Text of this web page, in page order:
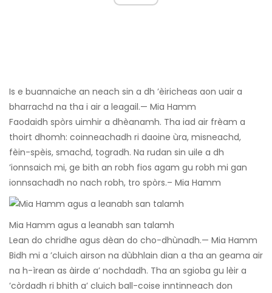
Is e buannaiche an neach sin a dh ’èiricheas aon uair a
bharrachd na tha i air a leagail.— Mia Hamm
Faodaidh spòrs uimhir a dhèanamh. Tha iad air frèam a
thoirt dhomh: coinneachadh ri daoine ùra, misneachd,
fèin-spèis, smachd, togradh. Na rudan sin uile a dh
’ionnsaich mi, ge bith an robh fios agam gu robh mi gan
ionnsachadh no nach robh, tro spòrs.– Mia Hamm
Mia Hamm agus a leanabh san talamh
Lean do chridhe agus dèan do cho-dhùnadh.— Mia Hamm
Bidh mi a ’cluich airson na dùbhlain dian a tha an geama air
na h-ìrean as àirde a’ nochdadh. Tha an sgioba gu lèir a
’còrdadh ri bhith a’ cluich ball-coise inntinneach don